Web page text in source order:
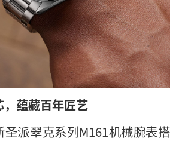
蕴藏百年匠艺
圣派翠克系列M161机械腕表搭